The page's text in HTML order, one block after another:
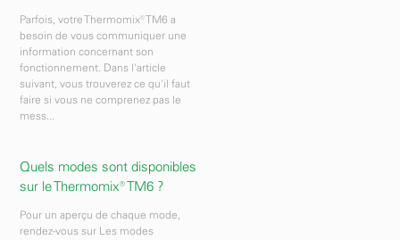
Parfois, votre Thermomix® TM6 a
besoin de vous communiquer une
information concernant son
fonctionnement. Dans l'article
suivant, vous trouverez ce qu'il faut
faire si vous ne comprenez pas le
mess...
Quels modes sont disponibles
sur le Thermomix® TM6 ?
Pour un aperçu de chaque mode,
rendez-vous sur Les modes